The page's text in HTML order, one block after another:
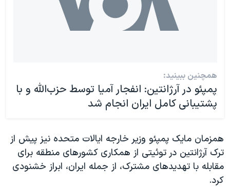
همچنین ببینید:
پمپئو در آرژانتین: انفجار آمیا توسط حزب‌الله و با
پشتیبانی کامل ایران انجام شد
همزمان مایک پمپئو وزیر خارجه ایالات متحده نیز پیش از
ترک آرژانتین در توئیتی از همکاری کشورهای منطقه برای
مقابله با تهدیدهای مشترک، از جمله ایران، ابراز خشنودی
کرد.